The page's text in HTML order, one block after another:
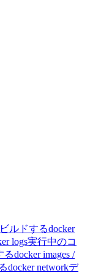
ルドするdocker
logs実行中のコ
るdocker images /
docker networkデ